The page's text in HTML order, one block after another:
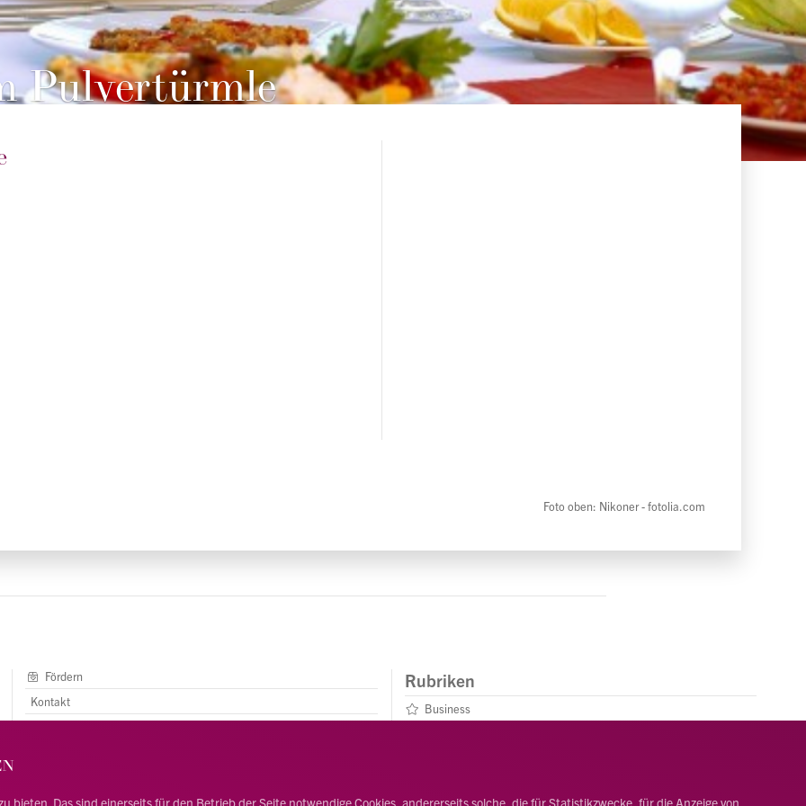
Pulvertürmle
Foto oben: Nikoner - fotolia.com
Fördern
Kontakt
Mitmachen
Rubriken
Business
bieten. Das sind einerseits für den Betrieb der Seite notwendige Cookies, andererseits solche, die für Statistikzwecke, für die Anzeige von